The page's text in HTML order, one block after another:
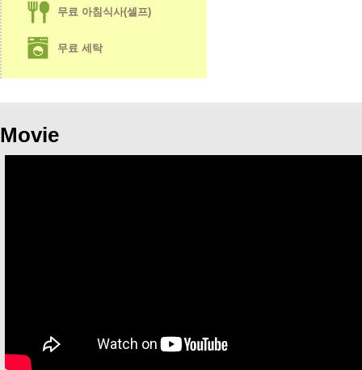
무료 아침식사(셀프)
무료 세탁
Movie